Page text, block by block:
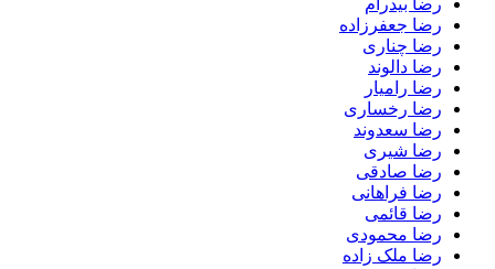
رضا بیدرام
رضا جعفرزاده
رضا چناری
رضا دالوند
رضا رامیار
رضا رخساری
رضا سعدوند
رضا شیری
رضا صادقی
رضا فراهانی
رضا قائمی
رضا محمودی
رضا ملک زاده